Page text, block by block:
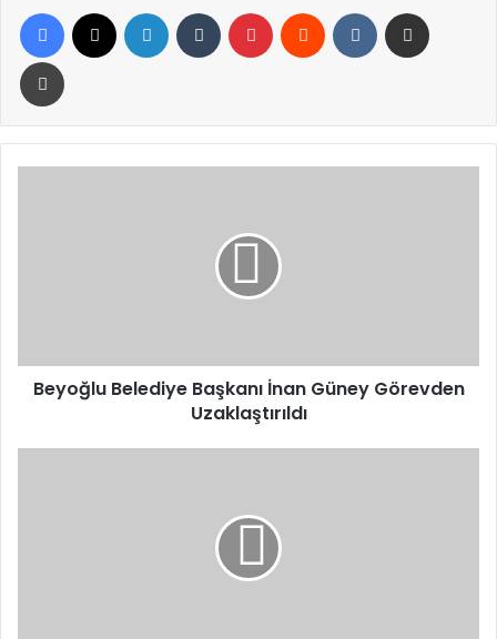
Facebook LinkedIn Tumblr Pinterest Reddit VKontakte
Yazdır
Beyoğlu Belediye Başkanı İnan Güney Görevden
Uzaklaştırıldı